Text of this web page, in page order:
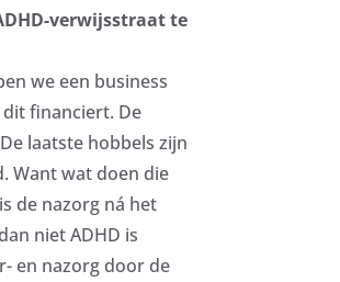
verwijsstraat te
we een business
financiert. De
laatste hobbels zijn
Want wat doen die
de nazorg ná het
niet ADHD is
en nazorg door de